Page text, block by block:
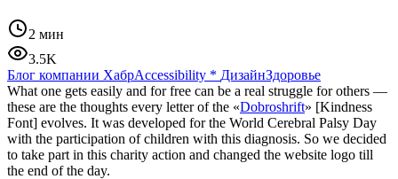
2 мин
3.5K
Блог компании ХабрAccessibility * ДизайнЗдоровье
What one gets easily and for free can be a real struggle for others —
these are the thoughts every letter of the «Dobroshrift» [Kindness
Font] evolves. It was developed for the World Cerebral Palsy Day
with the participation of children with this diagnosis. So we decided
to take part in this charity action and changed the website logo till
the end of the day.